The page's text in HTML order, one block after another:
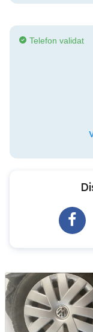
Telefon validat